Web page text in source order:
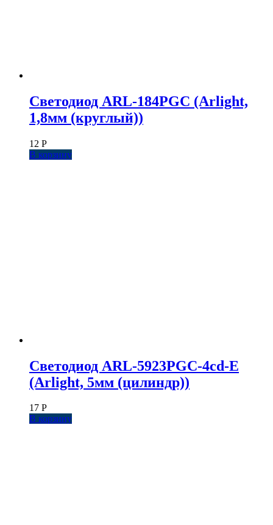
Светодиод ARL-184PGC (Arlight,
1,8мм (круглый))
12 Р
В корзину
Светодиод ARL-5923PGC-4cd-E
(Arlight, 5мм (цилиндр))
17 Р
В корзину